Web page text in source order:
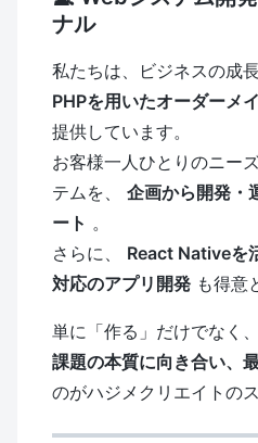
ナル
私たちは、ビジネスの成
PHPを用いたオーダーメ
提供しています。
お客様一人ひとりのニー
テムを、
企画から開発・
ート 。
さらに、
React Nativeを
対応のアプリ開発 も得意
単に「作る」だけでなく、
課題の本質に向き合い、
のがハジメクリエイトの